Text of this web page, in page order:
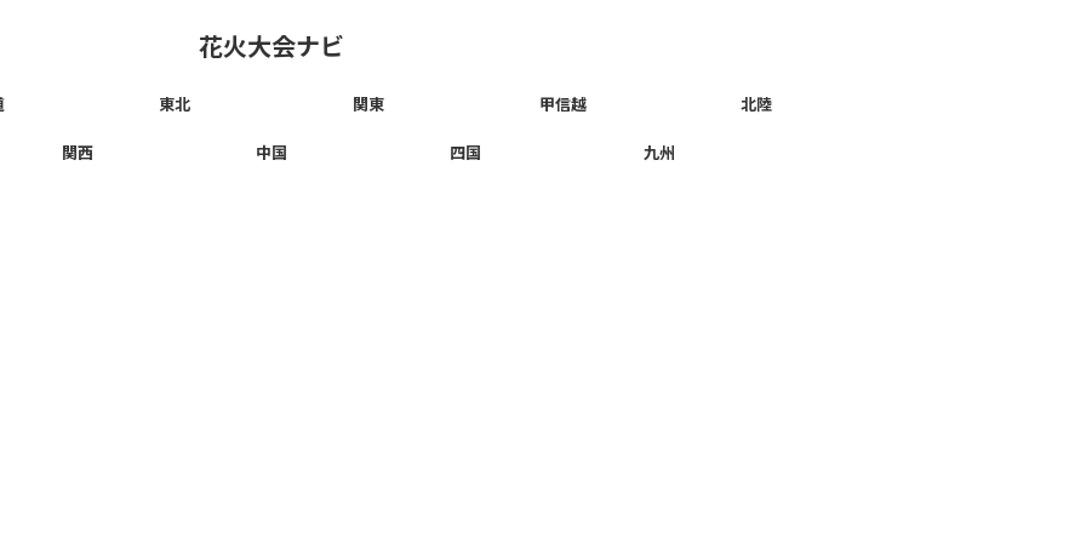
花火大会ナビ
東北 関東 甲信越 北陸
関西 中国 四国 九州